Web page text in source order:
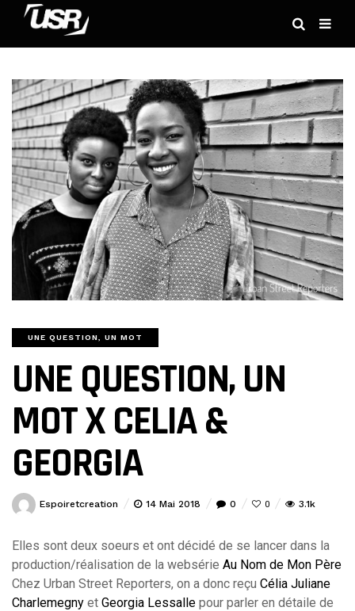
UNE QUESTION, UN MOT
UNE QUESTION, UN
MOT X CELIA &
GEORGIA
Espoiretcreation 14 Mai 2018 0 0 3.1k
Elles sont deux soeurs et ont décidé de se lancer dans la
production/réalisation de la websérie Au Nom de Mon Père
Chez Urban Street Reporters, on a donc reçu Célia Juliane
Charlemegny et Georgia Lessalle pour parler en détaile de